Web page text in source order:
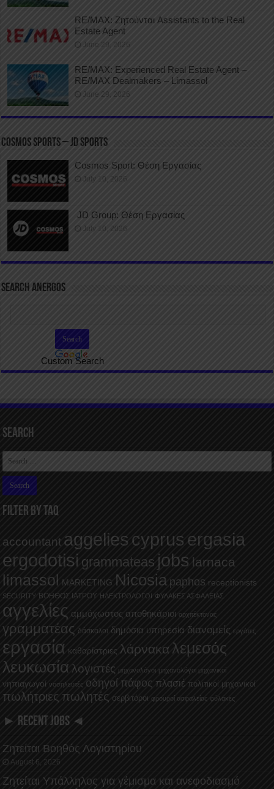
RE/MAX: Ζητούνται Assistants to the Real
Estate Agent
June 29, 2026
RE/MAX: Experienced Real Estate Agent –
RE/MAX Dealmakers – Limassol
June 29, 2026
COSMOS SPORTS – JD SPORTS
Cosmos Sport: Θέση Εργασίας
July 10, 2026
JD Group: Θέση Εργασίας
July 10, 2026
SEARCH ANERGOS
Custom Search
Search
FILTER BY TAQ
accountant aggelies cyprus ergasia
ergodotisi grammateas jobs larnaca
limassol MARKETING Nicosia paphos receptionists
SECURITY ΒΟΗΘΟΣ ΙΑΤΡΟΥ ΗΛΕΚΤΡΟΛΟΓΟΙ ΦΥΛΑΚΕΣ ΑΣΦΑΛΕΙΑΣ
αγγελίες αμμόχωστος αποθηκάριοι αρχιτέκτονας
γραμματέας δάσκαλοι δημόσια υπηρεσία διανομείς εργάτες
εργασία καθαρίστριες λάρνακα λεμεσός
λευκωσία λογιστές μηχανολόγοι μηχανολόγοι μηχανικοί
νηπιαγωγοί νοσηλευτές οδηγοί πάφος πλασιέ πολιτικοί μηχανικοί
πωλήτριες πωλητές σερβιτόροι φρουροί ασφαλείας φύλακες
► RECENT JOBS ◄
Ζητείται Βοηθός Λογιστηρίου
August 6, 2026
Ζητείται Υπάλληλος για γέμισμα και ανεφοδιασμό